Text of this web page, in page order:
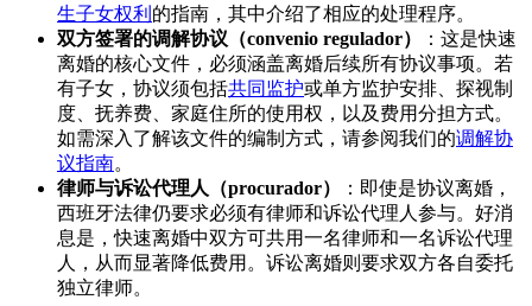
生子女权利 的指南，其中介绍了相应的处理程序。
双方签署的调解协议（convenio regulador）
：这是快速
离婚的核心文件，必须涵盖离婚后续所有协议事项。若
有子女，协议须包括共同监护或单方监护安排、探视制
度、抚养费、家庭住所的使用权，以及费用分担方式。
如需深入了解该文件的编制方式，请参阅我们的调解协
议指南。
律师与诉讼代理人（procurador）
：即使是协议离婚，
西班牙法律仍要求必须有律师和诉讼代理人参与。好消
息是，快速离婚中双方可共用一名律师和一名诉讼代理
人，从而显著降低费用。诉讼离婚则要求双方各自委托
独立律师。